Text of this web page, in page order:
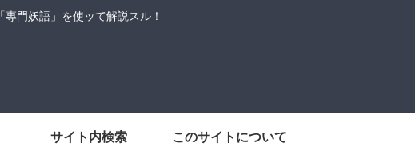
門妖語」を使ッて解説スル！
サイト内検索 このサイトについて